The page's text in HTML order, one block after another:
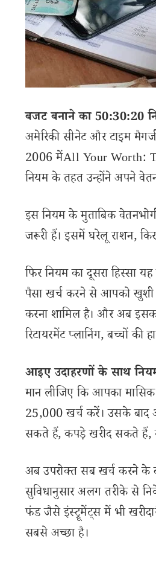
बजट बनाने का 50:30:20
अमेरिकी सीनेट और टाइम
2006 मेंAll Your Worth:
नियम के तहत उन्होंने अपने
इस नियम के मुताबिक
जरूरी हैं। इसमें घरेलू राशन,
फिर नियम का दूसरा हिस्सा
पैसा खर्च करने से आपको खुशी
करना शामिल है। और अब
रिटायरमेंट प्लानिंग, बच्चों
आइए उदाहरणों के साथ
मान लीजिए कि आपका
25,000 खर्च करें। उसके बाद
सकते हैं, कपड़े खरीद सकते हैं,
अब उपरोक्त सब खर्च करने
सुविधानुसार अलग तरीके से
फंड जैसे इंस्ट्रूमेंट्स में भी
सबसे अच्छा है।